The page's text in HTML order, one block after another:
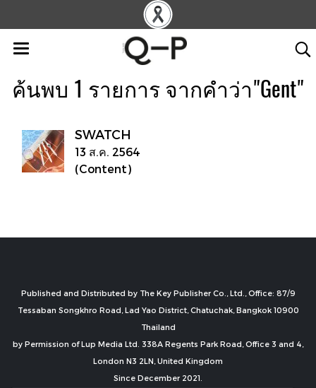
ค้นพบ 1 รายการ จากคำว่า"Gent"
SWATCH
13 ส.ค. 2564
(Content)
Published and Distributed by The Key Publisher Co., Ltd., Office: 87/9
Tessaban Songkhro Road, Lad Yao District, Chatuchak, Bangkok 10900
Thailand
by Permission of Lup Media Ltd. 338A Regents Park Road, Office 3 and 4,
London N3 2LN, United Kingdom
Since December 2021.